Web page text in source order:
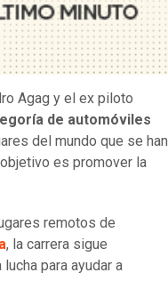
Agag y el ex piloto
de automóviles
del mundo que se han
es promover la
remotos de
, la carrera sigue
para ayudar a